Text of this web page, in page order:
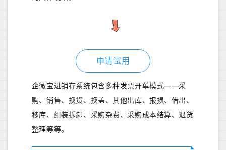
申请试用
企微宝进销存系统包含多种发票开单模式——采
购、销售、换货、换盖、其他出库、报损、借出、
移库、组装拆卸、采购杂费、采购成本结算、退货
整理等等。